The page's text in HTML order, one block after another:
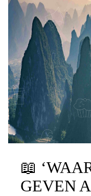
📖
GEVEN